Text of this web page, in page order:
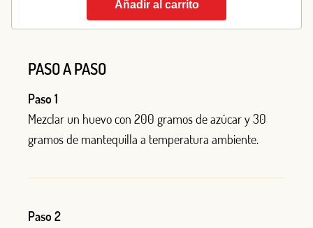
Añadir al carrito
PASO A PASO
Paso 1
Mezclar un huevo con 200 gramos de azúcar y 30
gramos de mantequilla a temperatura ambiente.
Paso 2